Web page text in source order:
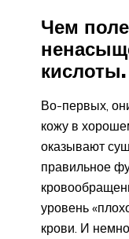
Чем
кислоты.
Во-первых,
кожу в
оказывают
правильное
уровень
крови. И